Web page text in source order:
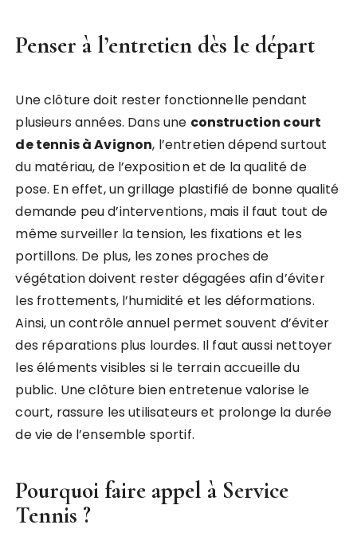
Penser à l’entretien dès le départ
Une clôture doit rester fonctionnelle pendant
plusieurs années. Dans une construction court
de tennis à Avignon, l’entretien dépend surtout
du matériau, de l’exposition et de la qualité de
pose. En effet, un grillage plastifié de bonne qualité
demande peu d’interventions, mais il faut tout de
même surveiller la tension, les fixations et les
portillons. De plus, les zones proches de
végétation doivent rester dégagées afin d’éviter
les frottements, l’humidité et les déformations.
Ainsi, un contrôle annuel permet souvent d’éviter
des réparations plus lourdes. Il faut aussi nettoyer
les éléments visibles si le terrain accueille du
public. Une clôture bien entretenue valorise le
court, rassure les utilisateurs et prolonge la durée
de vie de l’ensemble sportif.
Pourquoi faire appel à Service
Tennis ?